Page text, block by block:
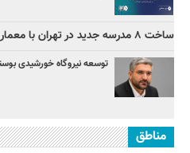
ساخت ۸ مدرسه جدید در تهران با معماری شاخص
توسعه نیروگاه خورشیدی بوستان
مناطق